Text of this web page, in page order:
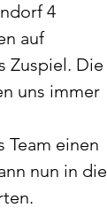
4
auf
Zuspiel. Die
uns immer
Team einen
nun in die